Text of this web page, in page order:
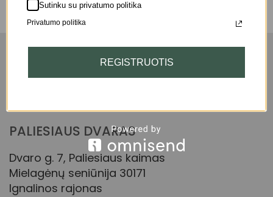
PALIESIAUS DVARAS
Dvaro g. 7, Paliesiaus kaimas
Mielagėnų seniūnija 30171
Ignalinos rajonas
Sutinku su privatumo politika
Privatumo politika
REGISTRUOTIS